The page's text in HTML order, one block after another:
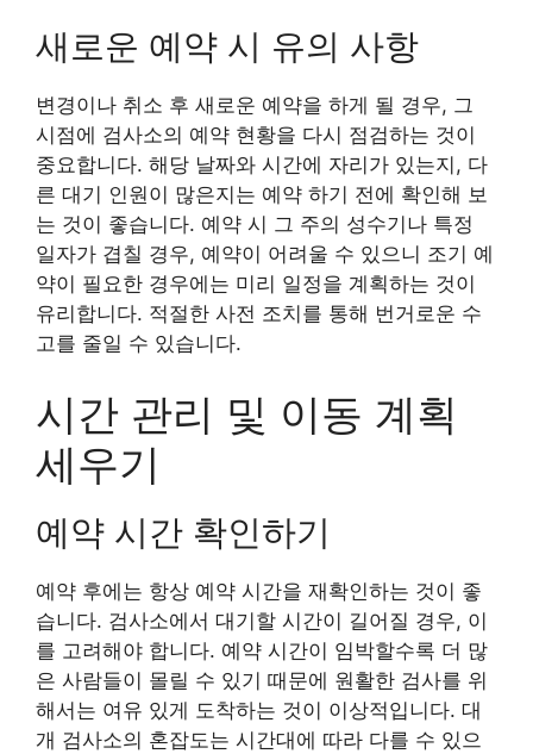
새로운 예약 시 유의 사항
변경이나 취소 후 새로운 예약을 하게 될 경우, 그
시점에 검사소의 예약 현황을 다시 점검하는 것이
중요합니다. 해당 날짜와 시간에 자리가 있는지, 다
른 대기 인원이 많은지는 예약 하기 전에 확인해 보
는 것이 좋습니다. 예약 시 그 주의 성수기나 특정
일자가 겹칠 경우, 예약이 어려울 수 있으니 조기 예
약이 필요한 경우에는 미리 일정을 계획하는 것이
유리합니다. 적절한 사전 조치를 통해 번거로운 수
고를 줄일 수 있습니다.
시간 관리 및 이동 계획
세우기
예약 시간 확인하기
예약 후에는 항상 예약 시간을 재확인하는 것이 좋
습니다. 검사소에서 대기할 시간이 길어질 경우, 이
를 고려해야 합니다. 예약 시간이 임박할수록 더 많
은 사람들이 몰릴 수 있기 때문에 원활한 검사를 위
해서는 여유 있게 도착하는 것이 이상적입니다. 대
개 검사소의 혼잡도는 시간대에 따라 다를 수 있으